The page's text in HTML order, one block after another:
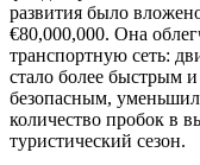
развития было
€80,000,000. Она
транспортную сеть:
стало более быстрым и
безопасным,
количество пробок в
туристический сезон.